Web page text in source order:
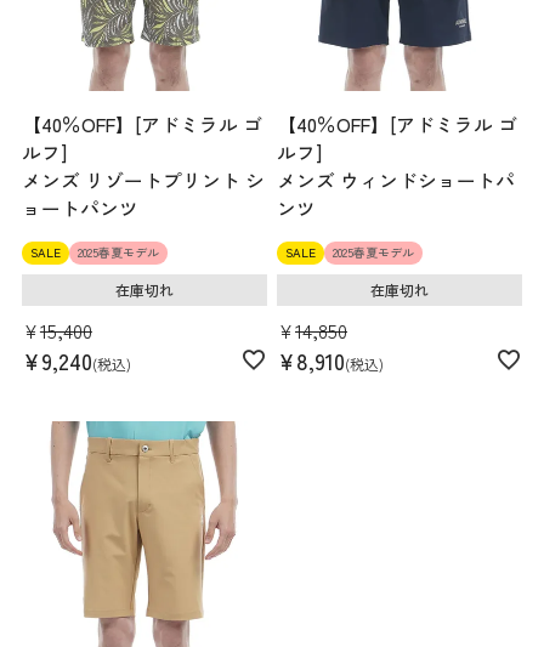
【40％OFF】[アドミラル ゴ
ルフ]
メンズ リゾートプリント シ
ョートパンツ
SALE 2025春夏モデル
¥15,400
¥9,240 税込
在庫切れ
【40％OFF】[アドミラル ゴ
ルフ]
メンズ ウィンドショートパ
ンツ
SALE 2025春夏モデル
¥14,850
¥8,910 税込
在庫切れ